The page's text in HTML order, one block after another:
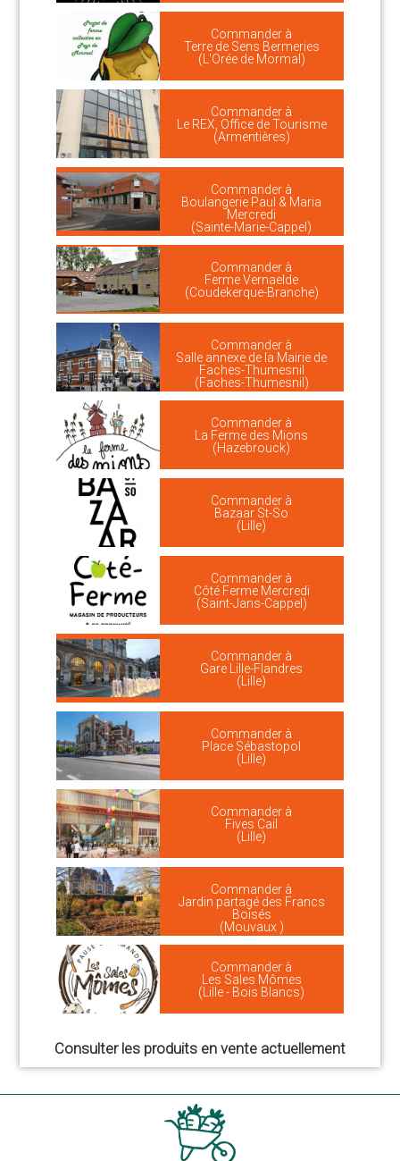
Commander à
Terre de Sens Bermeries
(L'Orée de Mormal)
Commander à
Le REX, Office de Tourisme
(Armentières)
Commander à
Boulangerie Paul & Maria
Mercredi
(Sainte-Marie-Cappel)
Commander à
Ferme Vernaelde
(Coudekerque-Branche)
Commander à
Salle annexe de la Mairie de
Faches-Thumesnil
(Faches-Thumesnil)
Commander à
La Ferme des Mions
(Hazebrouck)
Commander à
Bazaar St-So
(Lille)
Commander à
Côté Ferme Mercredi
(Saint-Jans-Cappel)
Commander à
Gare Lille-Flandres
(Lille)
Commander à
Place Sébastopol
(Lille)
Commander à
Fives Cail
(Lille)
Commander à
Jardin partagé des Francs
Boisés
(Mouvaux )
Commander à
Les Sales Mômes
(Lille - Bois Blancs)
Consulter les produits en vente actuellement